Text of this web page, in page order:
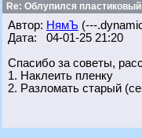
Re: Облупился
Автор: НямЪ (---
Дата: 04-01-25 21:20
Спасибо за советы,
1. Наклеить пленку
2. Разломать старый